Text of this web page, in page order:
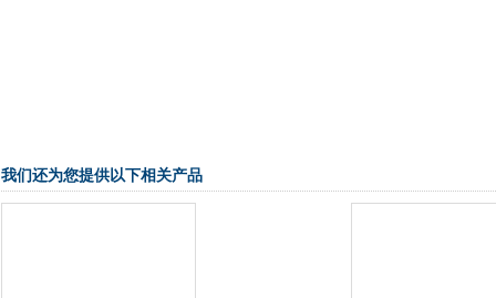
我们还为您提供以下相关产品